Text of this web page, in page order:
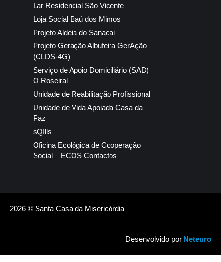
Lar Residencial São Vicente
Loja Social Baú dos Mimos
Projeto Aldeia do Sanacai
Projeto Geração Albufeira GerAção
(CLDS-4G)
Serviço de Apoio Domiciliário (SAD)
O Roseiral
Unidade de Reabilitação Profissional
Unidade de Vida Apoiada Casa da
Paz
sQIlls
Oficina Ecológica de Cooperação
Social – ECOS Contactos
2026 © Santa Casa da Misericórdia
Desenvolvido por Neteuro